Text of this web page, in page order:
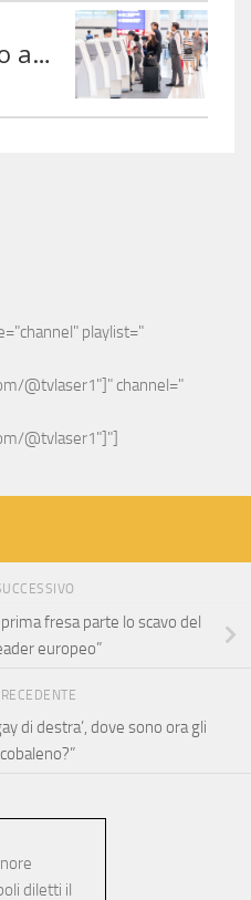
playlist="
@tvlaser1"]" channel="
@tvlaser1"]"]
fresa parte lo scavo del
europeo”
di destra’, dove sono ora gli
diletti il